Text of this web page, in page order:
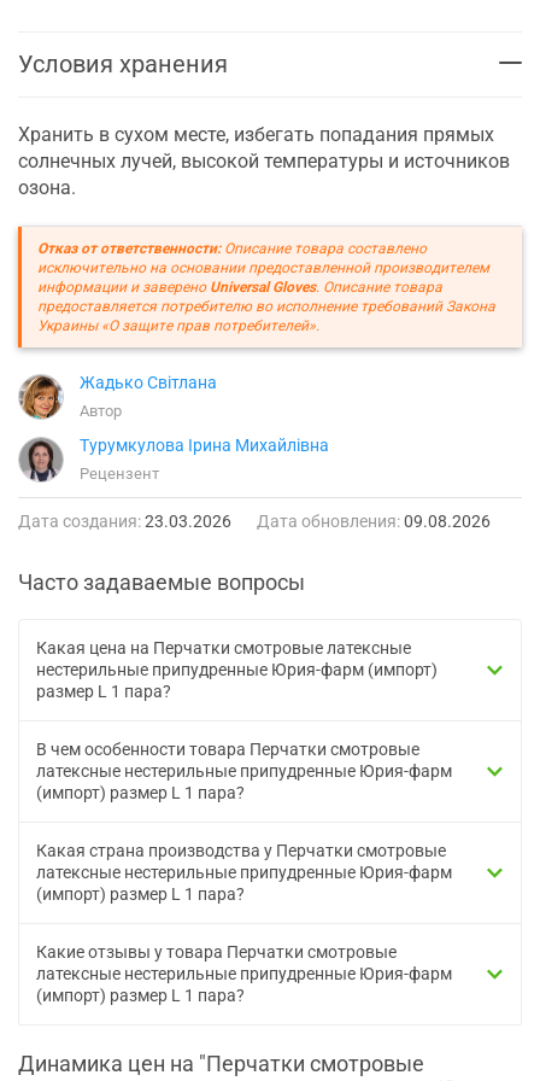
Условия хранения
Хранить в сухом месте, избегать попадания прямых
солнечных лучей, высокой температуры и источников
озона.
Отказ от ответственности:Описание товара составлено
исключительно на основании предоставленной производителем
информации и заверено Universal Gloves. Описание товара
предоставляется потребителю во исполнение требований Закона
Украины «О защите прав потребителей».
Жадько Світлана
Автор
Турумкулова Ірина Михайлівна
Рецензент
Дата создания:23.03.2026 Дата обновления:09.08.2026
Часто задаваемые вопросы
Какая цена на Перчатки смотровые латексные
нестерильные припудренные Юрия-фарм (импорт)
размер L 1 пара?
В чем особенности товара Перчатки смотровые
латексные нестерильные припудренные Юрия-фарм
(импорт) размер L 1 пара?
Какая страна производства у Перчатки смотровые
латексные нестерильные припудренные Юрия-фарм
(импорт) размер L 1 пара?
Какие отзывы у товара Перчатки смотровые
латексные нестерильные припудренные Юрия-фарм
(импорт) размер L 1 пара?
Динамика цен на "Перчатки смотровые